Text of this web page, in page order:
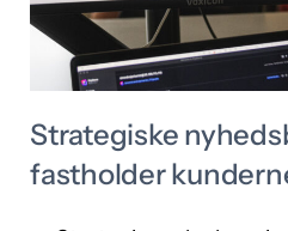
Strategiske
fastholder